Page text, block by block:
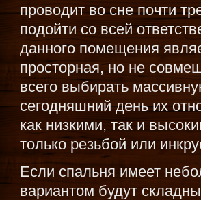
проводит во сне почти
подойти со всей
данного помещения
просторная, но не
всего выбирать
сегодняшний день их
как низкими, так и
только резьбой или
Если спальня имеет
вариантом будут